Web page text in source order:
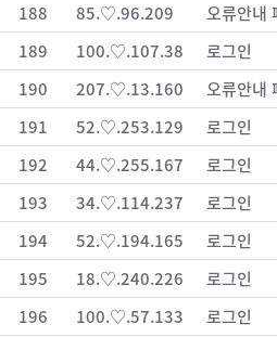
188
85.♡.96.209
오류안내
189
100.♡.107.38
로그인
190
207.♡.13.160
오류안내
191
52.♡.253.129
로그인
192
44.♡.255.167
로그인
193
34.♡.114.237
로그인
194
52.♡.194.165
로그인
195
18.♡.240.226
로그인
196
100.♡.57.133
로그인